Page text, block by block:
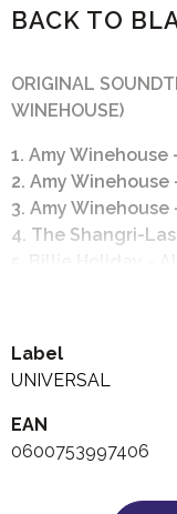
BACK TO
ORIGINAL
WINEHOUSE)
1. Amy
2. Amy
3. Amy Winehouse
4. The Shangri-
6. Amy
8. Dinah
9. Amy Winehouse
10. Sarah
Embraceable You
11. Amy
Label
UNIVERSAL
EAN
0600753997406